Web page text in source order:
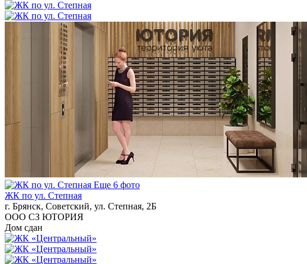
Еще 6 фото
ЖК по ул. Степная
г. Брянск, Советский, ул. Степная, 2Б
ООО СЗ ЮТОРИЯ
Дом сдан